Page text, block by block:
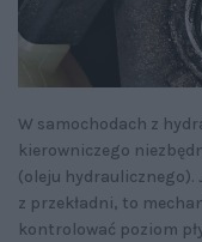
W samochodach z
kierowniczego
(oleju hydraulicznego).
z przekładni, to
kontrolować poziom